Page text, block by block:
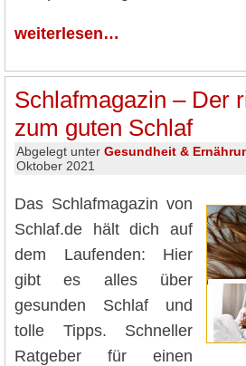
weiterlesen…
Schlafmagazin – Der
zum guten Schlaf
Abgelegt unter Gesundheit &
Oktober 2021
Das Schlafmagazin von
Schlaf.de hält dich auf
dem Laufenden: Hier
gibt es alles über
gesunden Schlaf und
tolle Tipps. Schneller
Ratgeber für einen